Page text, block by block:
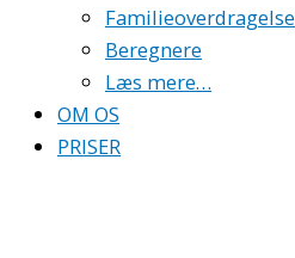
Familieoverdragelse
Beregnere
Læs mere…
OM OS
PRISER